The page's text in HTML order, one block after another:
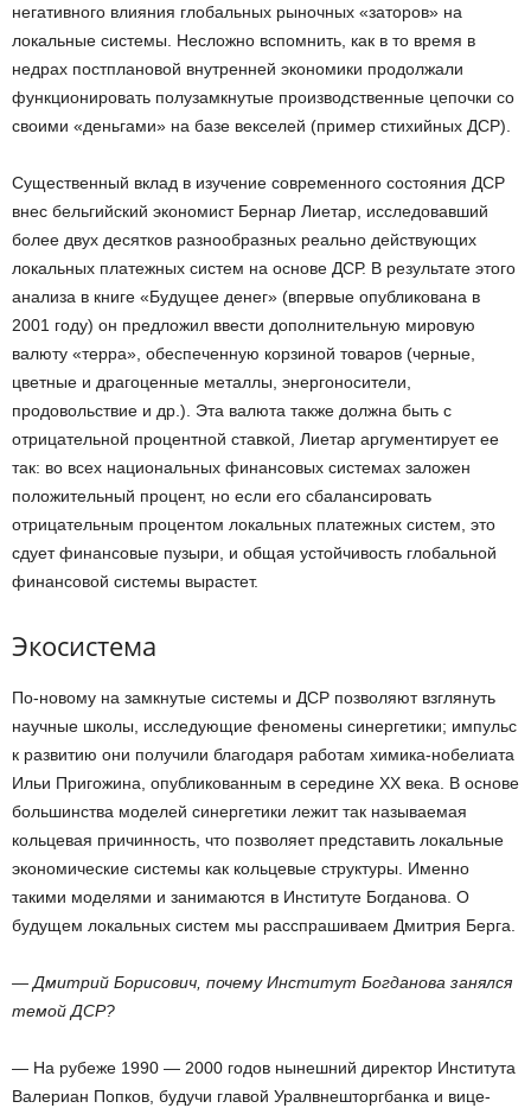
негативного влияния глобальных рыночных «заторов» на
локальные системы. Несложно вспомнить, как в то время в
недрах постплановой внутренней экономики продолжали
функционировать полу­замкнутые производственные цепочки со
своими «деньгами» на базе векселей (пример стихийных ДСР).
Существенный вклад в изучение современного состояния ДСР
внес бельгийский экономист Бернар Лиетар, исследовавший
более двух десятков разнообразных реально действующих
локальных платежных систем на основе ДСР. В результате этого
анализа в книге «Будущее денег» (впервые опубликована в
2001 году) он предложил ввести дополнительную мировую
валюту «терра», обеспеченную корзиной товаров (черные,
цветные и драгоценные металлы, энергоносители,
продовольствие и др.). Эта валюта также должна быть с
отрицательной процентной ставкой, Лиетар аргументирует ее
так: во всех национальных финансовых системах заложен
положительный процент, но если его сбалансировать
отрицательным процентом локальных платежных систем, это
сдует финансовые пузыри, и общая устойчивость глобальной
финансовой системы вырастет.
Экосистема
По-новому на замкнутые системы и ДСР позволяют взглянуть
научные школы, исследующие феномены синергетики; импульс
к развитию они получили благодаря работам химика-нобелиата
Ильи Пригожина, опубликованным в середине ХХ века. В основе
большинства моделей синергетики лежит так называемая
кольцевая причинность, что позволяет представить локальные
экономические системы как кольцевые структуры. Именно
такими моделями и занимаются в Институте Богданова. О
будущем локальных систем мы расспрашиваем Дмитрия Берга.
— Дмитрий Борисович, почему Институт Богданова занялся
темой ДСР?
— На рубеже 1990 — 2000 годов нынешний директор Института
Валериан Попков, будучи главой Уралвнешторгбанка и вице-